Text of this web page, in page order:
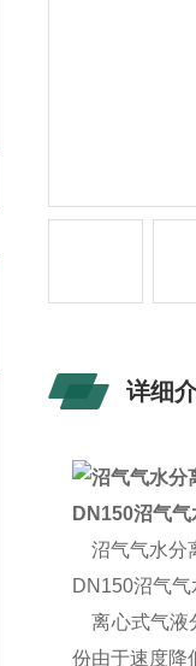
详细
DN150沼气
沼气气水分
DN150沼气
离心式气液
份由于速度